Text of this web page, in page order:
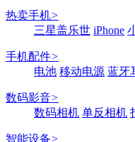
热卖手机>
三星盖乐世 iPhone
手机配件>
电池 移动电源 蓝牙
数码影音>
数码相机 单反相机
智能设备>